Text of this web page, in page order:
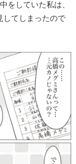
をしていた私は、
してしまったので